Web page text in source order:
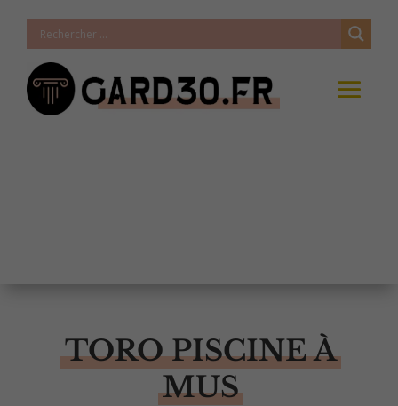
TORO PISCINE À
MUS